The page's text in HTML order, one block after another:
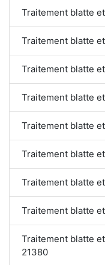
Traitement blatte
Traitement blatte
Traitement blatte
Traitement blatte
Traitement blatte
Traitement blatte
Traitement blatte
Traitement blatte
Traitement blatte
21380